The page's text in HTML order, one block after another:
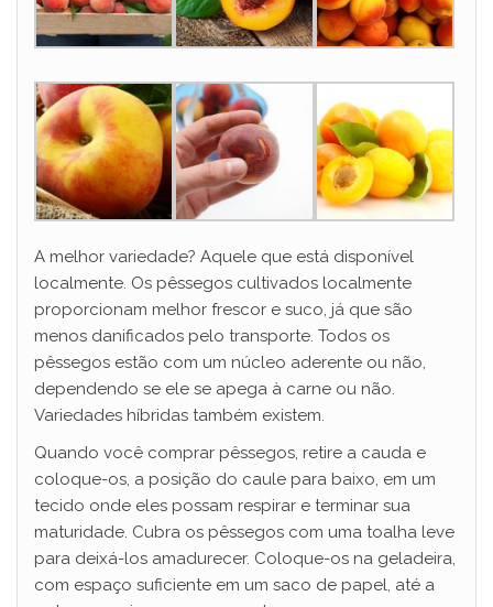
A melhor variedade? Aquele que está disponível
localmente. Os pêssegos cultivados localmente
proporcionam melhor frescor e suco, já que são
menos danificados pelo transporte. Todos os
pêssegos estão com um núcleo aderente ou não,
dependendo se ele se apega à carne ou não.
Variedades híbridas também existem.
Quando você comprar pêssegos, retire a cauda e
coloque-os, a posição do caule para baixo, em um
tecido onde eles possam respirar e terminar sua
maturidade. Cubra os pêssegos com uma toalha leve
para deixá-los amadurecer. Coloque-os na geladeira,
com espaço suficiente em um saco de papel, até a